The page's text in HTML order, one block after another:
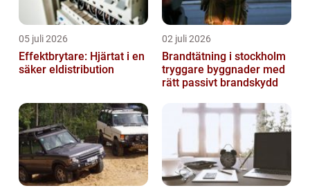
05 juli 2026
Effektbrytare: Hjärtat i en
säker eldistribution
02 juli 2026
Brandtätning i stockholm
tryggare byggnader med
rätt passivt brandskydd